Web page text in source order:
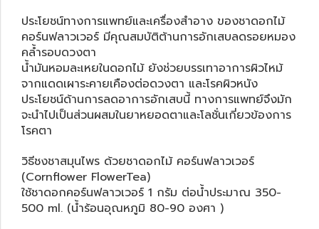
ประโยชน์ทางการแพทย์และเครื่องสำอาง ของชาดอกไม้
คอร์นฟลาวเวอร์ มีคุณสมบัติต้านการอักเสบลดรอยหมอง
คล้ำรอบดวงตา
น้ำมันหอมละเหยในดอกไม้ ยังช่วยบรรเทาอาการผิวไหม้
จากแดดเผาระคายเคืองต่อดวงตา และโรคผิวหนัง
ประโยชน์ด้านการลดอาการอักเสบนี้ ทางการแพทย์จึงมัก
จะนำไปเป็นส่วนผสมในยาหยอดตาและโลชั่นเกี่ยวข้องการ
โรคตา
วิธีชงชาสมุนไพร ด้วยชาดอกไม้ คอร์นฟลาวเวอร์
(Cornflower FlowerTea)
ใช้ชาดอกคอร์นฟลาวเวอร์ 1 กรัม ต่อน้ำประมาณ 350-
500 ml. (น้ำร้อนอุณหภูมิ 80-90 องศา )